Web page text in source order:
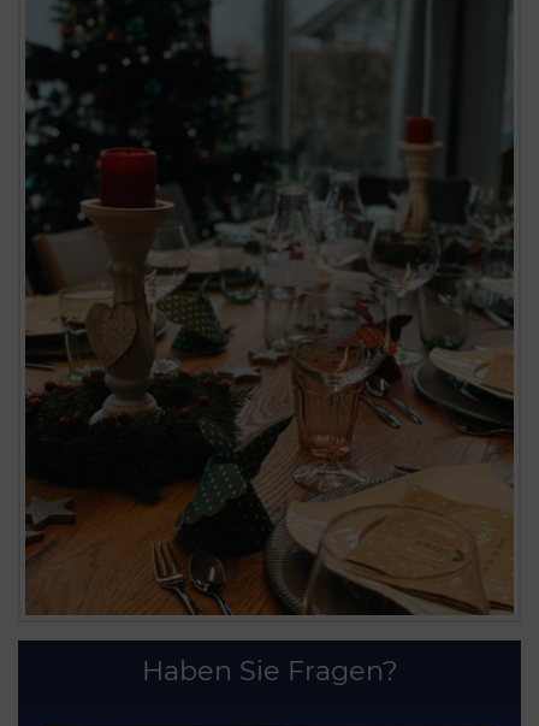
Haben Sie Fragen?